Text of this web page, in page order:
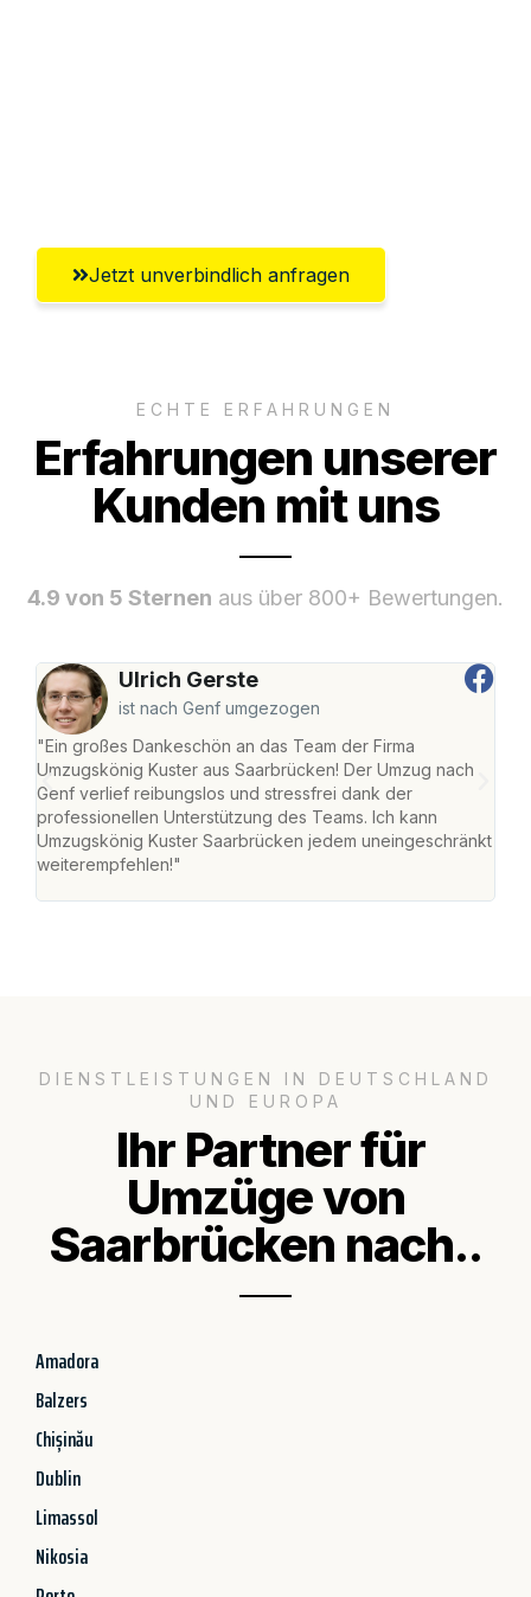
Jetzt unverbindlich anfragen
ECHTE ERFAHRUNGEN
Erfahrungen unserer
Kunden mit uns
4.9 von 5 Sternen aus über 800+ Bewertungen.
Ulrich Gerste
ist nach Genf umgezogen
"Ein großes Dankeschön an das Team der Firma
Umzugskönig Kuster aus Saarbrücken! Der Umzug nach
Genf verlief reibungslos und stressfrei dank der
professionellen Unterstützung des Teams. Ich kann
Umzugskönig Kuster Saarbrücken jedem uneingeschränkt
weiterempfehlen!"
DIENSTLEISTUNGEN IN DEUTSCHLAND
UND EUROPA
Ihr Partner für
Umzüge von
Saarbrücken nach..
Amadora
Balzers
Chișinău
Dublin
Limassol
Nikosia